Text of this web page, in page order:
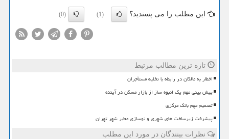
این مطلب را می پسندید؟ (1)
(0)
تازه ترین مطالب مرتبط
اخطار به مالکان در رابطه با تخلیه مستأجران
پیش بینی مهم یک انبوه ساز از بازار مسکن در آینده
تصمیم مهم بانک مرکزی
پیشرفت زیرساخت های شهری و نوسازی معابر شهر تهران
نظرات بینندگان در مورد این مطلب